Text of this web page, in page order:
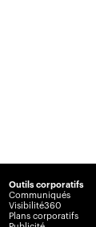
Outils corporatifs
Communiqués
Visibilité360
Plans corporatifs